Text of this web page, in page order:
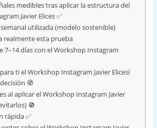
medibles tras aplicar la estructura del
Javier Elices ✅
utilizada (modelo sostenible)
realmente esta prueba
7–14 días con el Workshop Instagram
ti el Workshop Instagram Javier Elicesí
🧭
al aplicar el Workshop Instagram Javier
🚫
rápida ✅